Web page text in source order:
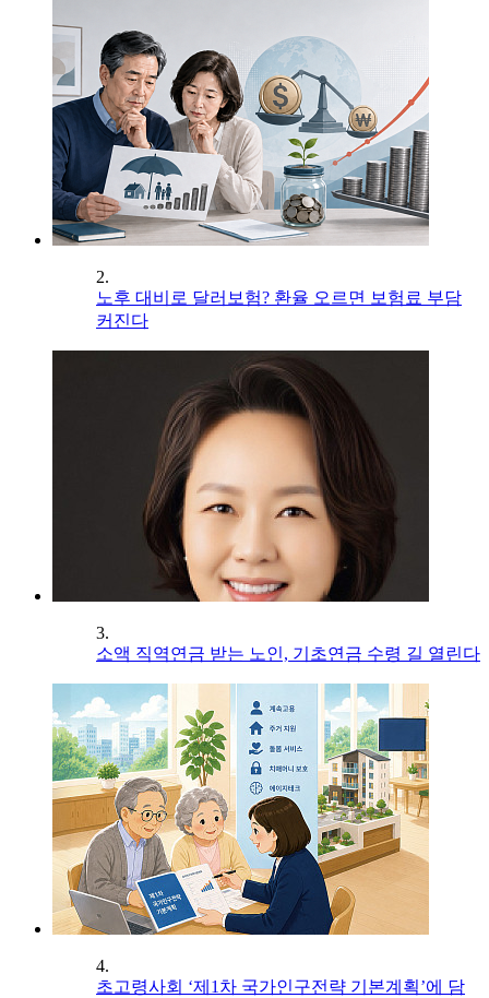
2.
노후 대비로 달러보험? 환율 오르면 보험료 부담
커진다
3.
소액 직역연금 받는 노인, 기초연금 수령 길 열린다
4.
초고령사회 ‘제1차 국가인구전략 기본계획’에 담